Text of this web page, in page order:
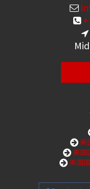
美
美国
美国